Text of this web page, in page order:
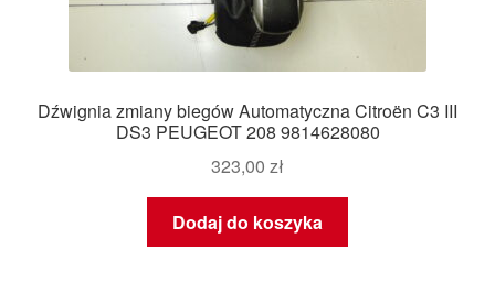
Dźwignia zmiany biegów Automatyczna Citroën C3 III
DS3 PEUGEOT 208 9814628080
323,00 zł
Dodaj do koszyka